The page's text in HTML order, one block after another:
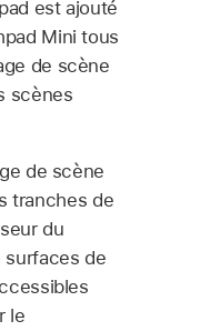
est ajouté
Mini tous
de scène
scènes
de scène
tranches de
du
surfaces de
le